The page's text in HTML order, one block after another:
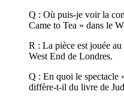
Q : Où puis-je voir la
Came to Tea » dans le
R : La pièce est jouée
West End de Londres.
Q : En quoi le spectacle
diffère-t-il du livre de